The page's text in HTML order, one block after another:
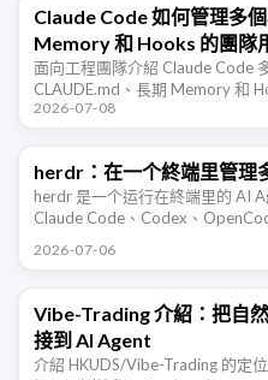
Claude Code 如何管理多
Memory 和 Hooks 的團隊
面向工程團隊介紹 Claude Code
CLAUDE.md、長期 Memory 和
染，讓 AI 程式設計助手在不同倉
2026-07-08
herdr：在一个終端里管理
herdr 是一个运行在終端里的 AI
Claude Code、Codex、
2026-07-06
Vibe-Trading 介紹：把自
接到 AI Agent
介紹 HKUDS/Vibe-Trading 的定